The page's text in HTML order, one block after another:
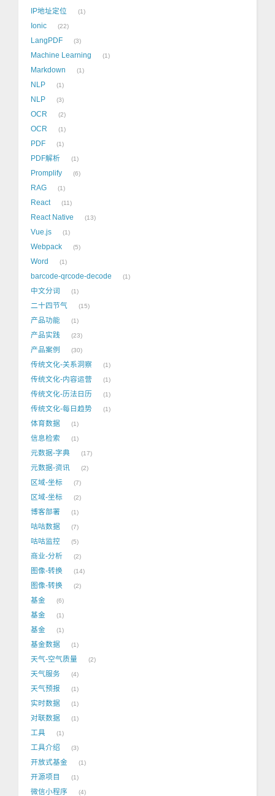
IP地址定位 1
Ionic 22
LangPDF 3
Machine Learning 1
Markdown 1
NLP 1
NLP 3
OCR 2
OCR 1
PDF 1
PDF解析 1
Promplify 6
RAG 1
React 11
React Native 13
Vue.js 1
Webpack 5
Word 1
barcode-qrcode-decode 1
中文分词 1
二十四节气 15
产品功能 1
产品实践 23
产品案例 30
传统文化-关系洞察 1
传统文化-内容运营 1
传统文化-历法日历 1
传统文化-每日趋势 1
体育数据 1
信息检索 1
元数据-字典 17
元数据-资讯 2
区域-坐标 7
区域-坐标 2
博客部署 1
咕咕数据 7
咕咕监控 5
商业-分析 2
图像-转换 14
图像-转换 2
基金 6
基金 1
基金 1
基金数据 1
天气-空气质量 2
天气服务 4
天气预报 1
实时数据 1
对联数据 1
工具 1
工具介绍 3
开放式基金 1
开源项目 1
微信小程序 4